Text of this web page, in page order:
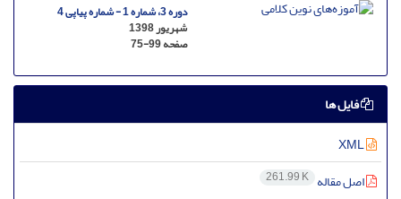
دوره 3، شماره 1 - شماره پیاپی 4
شهریور 1398
صفحه75-99
فایل ها
اصل مقاله 261.99 K